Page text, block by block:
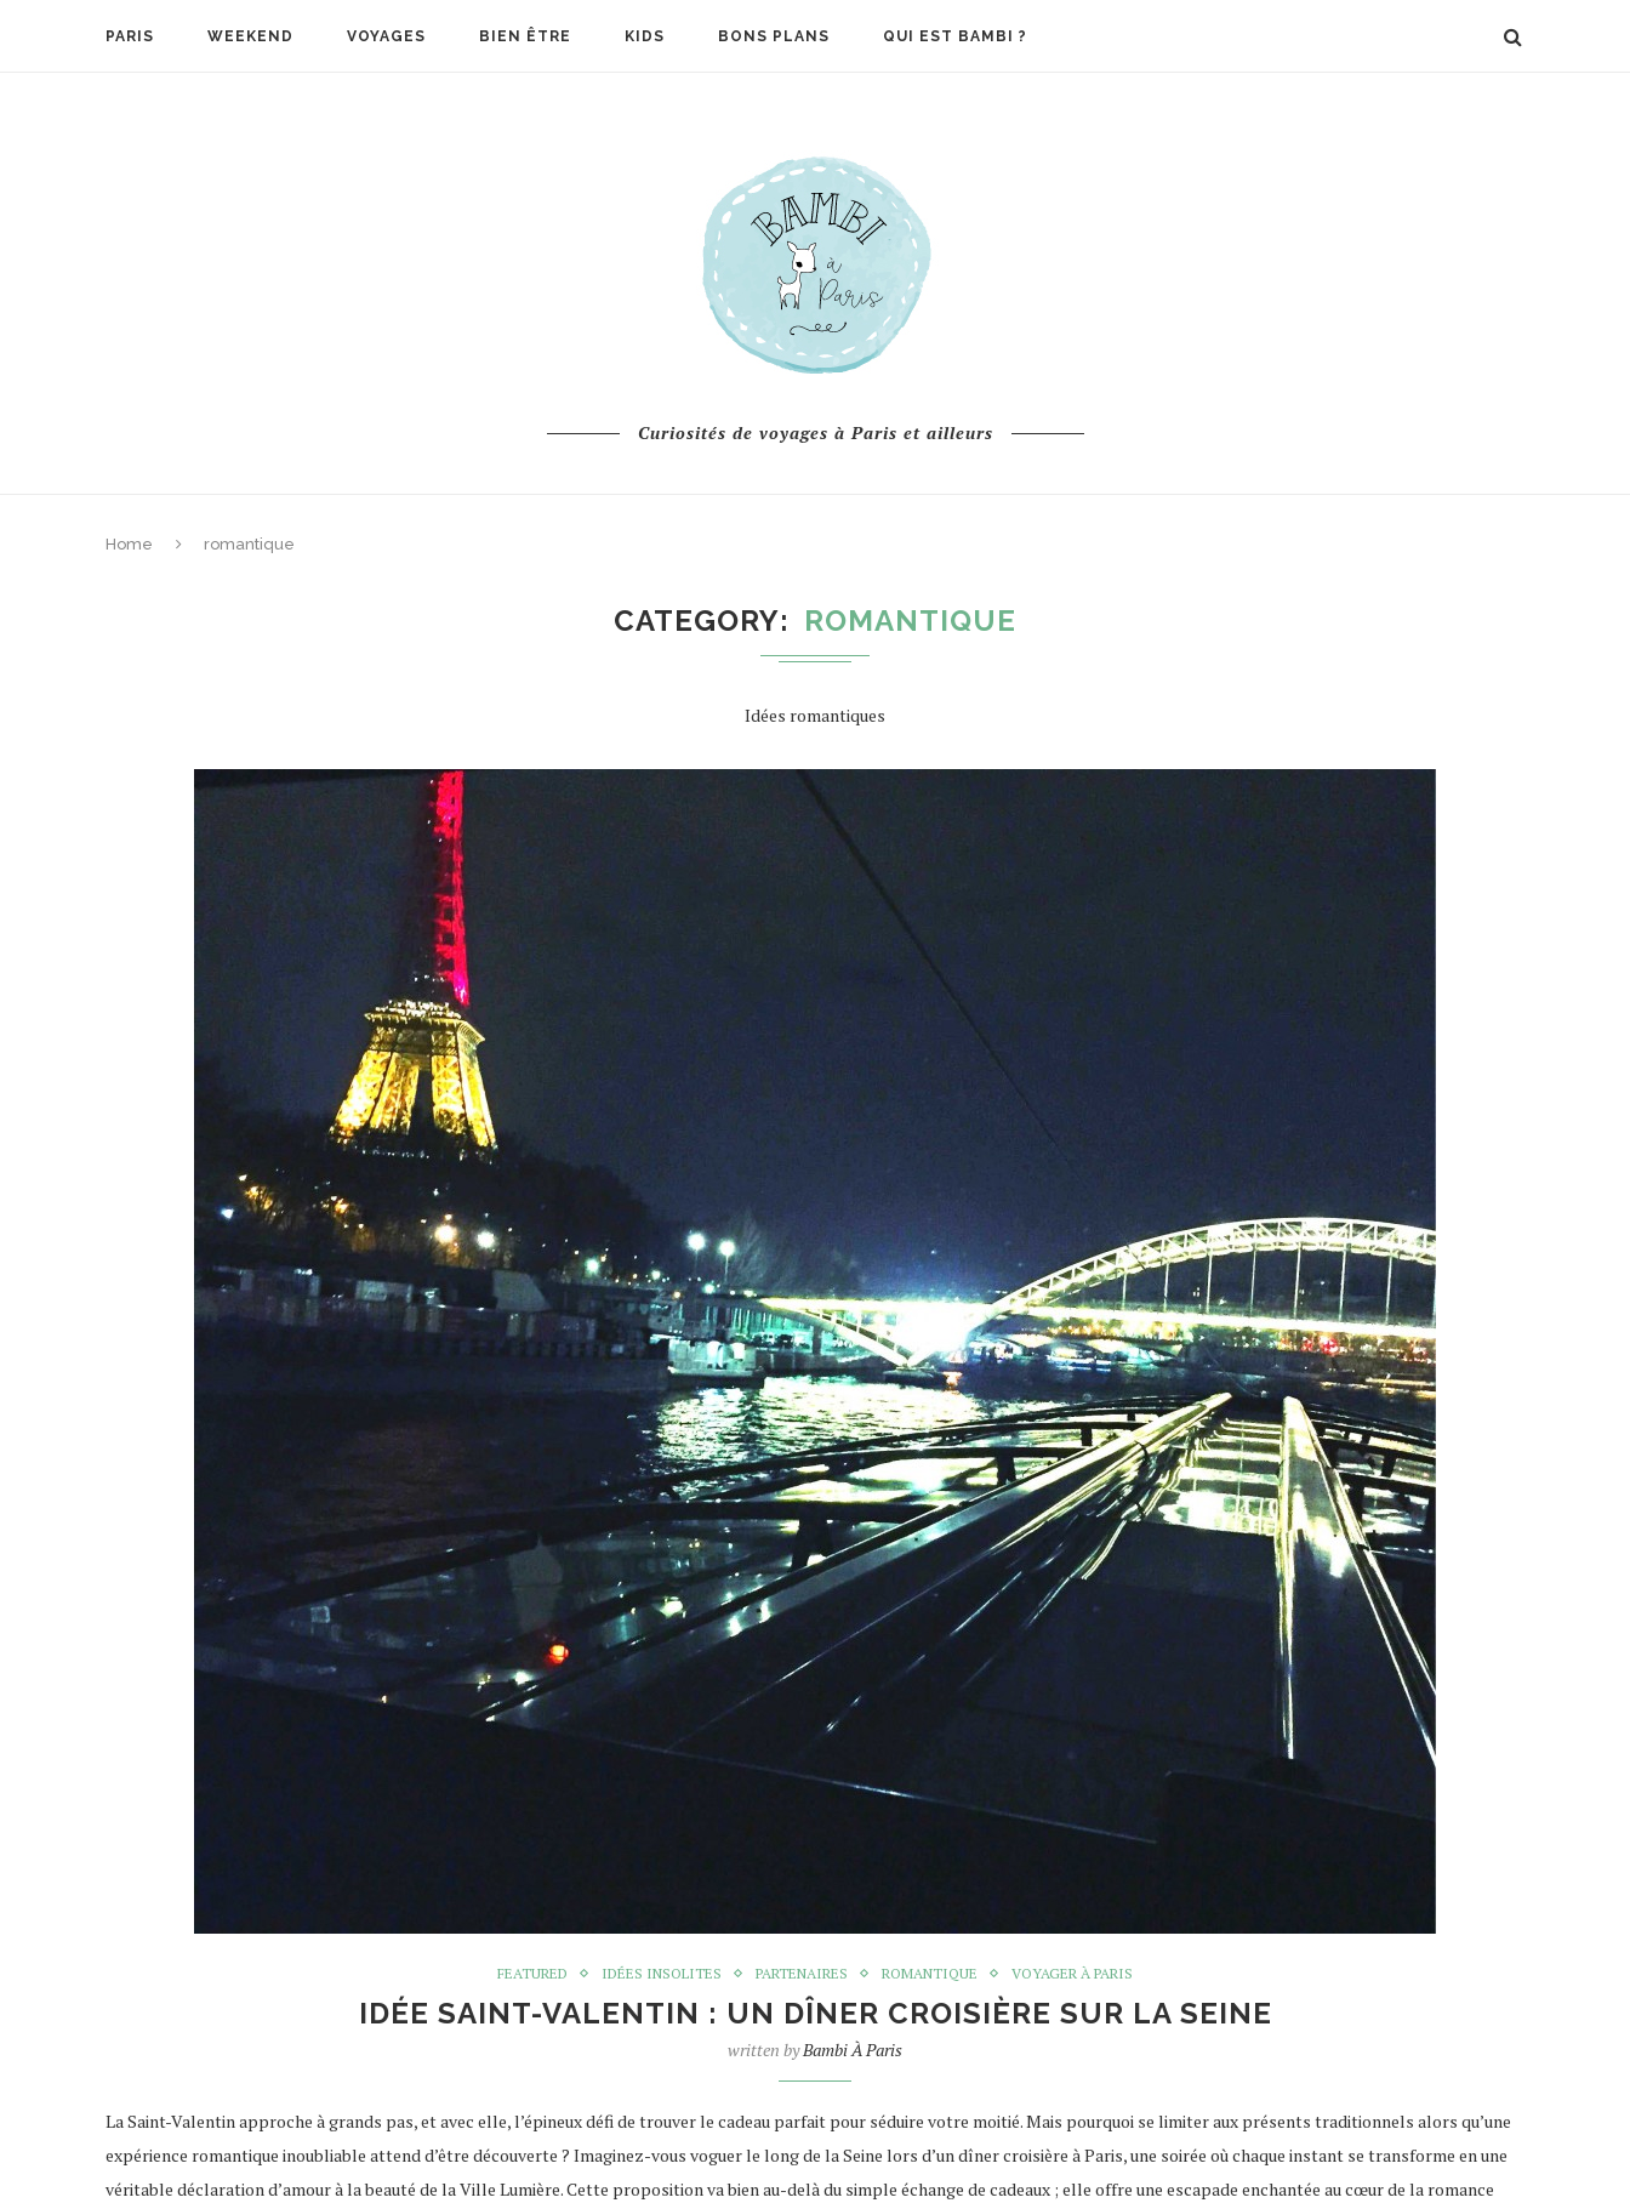
PARIS WEEKEND VOYAGES BIEN ÊTRE KIDS BONS PLANS QUI EST BAMBI ?
Curiosités de voyages à Paris et ailleurs
Home romantique
CATEGORY ROMANTIQUE
Idées romantiques
FEATURED IDÉES INSOLITES PARTENAIRES ROMANTIQUE VOYAGER À PARIS
IDÉE SAINT-VALENTIN : UN DÎNER CROISIÈRE SUR LA SEINE
written byBambi À Paris
La Saint-Valentin approche à grands pas, et avec elle, l’épineux défi de trouver le cadeau parfait pour séduire votre moitié. Mais pourquoi se limiter aux présents traditionnels alors qu’une
expérience romantique inoubliable attend d’être découverte ? Imaginez-vous voguer le long de la Seine lors d’un dîner croisière à Paris, une soirée où chaque instant se transforme en une
véritable déclaration d’amour à la beauté de la Ville Lumière. Cette proposition va bien au-delà du simple échange de cadeaux ; elle offre une escapade enchantée au cœur de la romance